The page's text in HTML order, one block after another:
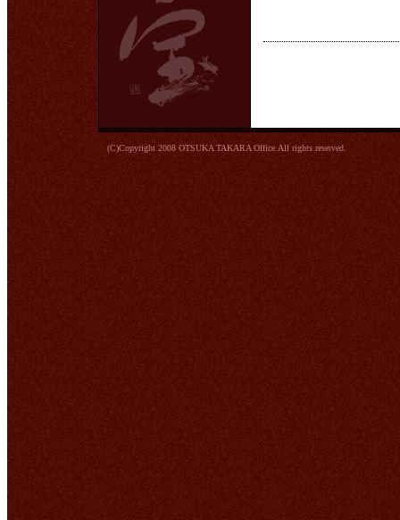
(C)Copyright 2008 OTSUKA TAKARA Office.All rights reserved.